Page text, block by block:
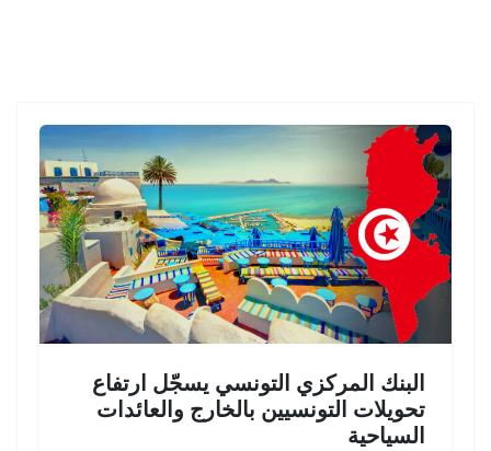
البنك المركزي التونسي يسجّل ارتفاع
تحويلات التونسيين بالخارج والعائدات
السياحية